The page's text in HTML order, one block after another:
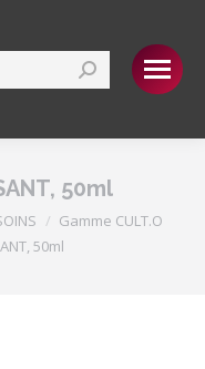
50ml
Gamme CULT.O
50ml